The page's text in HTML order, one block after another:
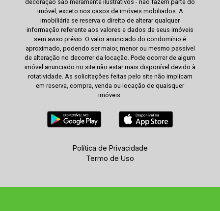
decoração são meramente ilustrativos - não fazem parte do
imóvel, exceto nos casos de imóveis mobiliados. A
imobiliária se reserva o direito de alterar qualquer
informação referente aos valores e dados de seus imóveis
sem aviso prévio. O valor anunciado do condomínio é
aproximado, podendo ser maior, menor ou mesmo passível
de alteração no decorrer da locação. Pode ocorrer de algum
imóvel anunciado no site não estar mais disponível devido à
rotatividade. As solicitações feitas pelo site não implicam
em reserva, compra, venda ou locação de quaisquer
imóveis.
Política de Privacidade
Termo de Uso